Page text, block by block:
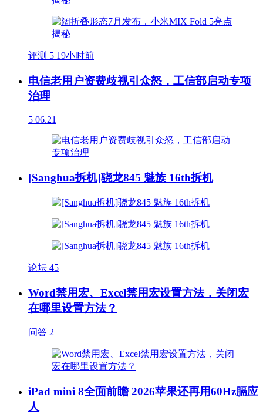
评测 5 19小时前
电信老用户资费歧视引众怒，工信部启动专项
治理
5 06.21
[Sanghua拆机]骁龙845 魅族 16th拆机
论坛 45
Word禁用宏、Excel禁用宏设置方法，关闭宏
在哪里设置方法？
问答 2
iPad mini 8全面前瞻 2026苹果还再用60Hz膈应
人